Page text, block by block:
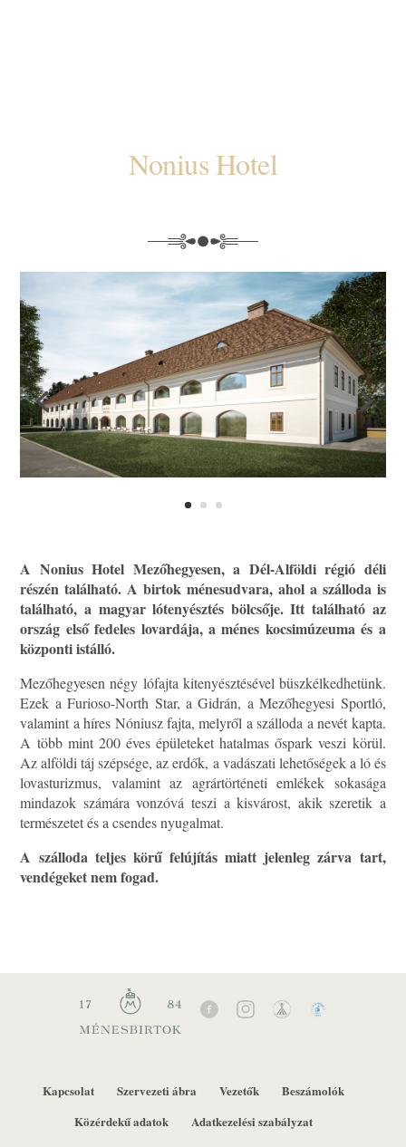
Nonius Hotel
A Nonius Hotel Mezőhegyesen, a Dél-Alföldi régió déli
részén található. A birtok ménesudvara, ahol a szálloda is
található, a magyar lótenyésztés bölcsője. Itt található az
ország első fedeles lovardája, a ménes kocsimúzeuma és a
központi istálló.
Mezőhegyesen négy lófajta kitenyésztésével büszkélkedhetünk.
Ezek a Furioso-North Star, a Gidrán, a Mezőhegyesi Sportló,
valamint a híres Nóniusz fajta, melyről a szálloda a nevét kapta.
A több mint 200 éves épületeket hatalmas őspark veszi körül.
Az alföldi táj szépsége, az erdők, a vadászati lehetőségek a ló és
lovasturizmus, valamint az agrártörténeti emlékek sokasága
mindazok számára vonzóvá teszi a kisvárost, akik szeretik a
természetet és a csendes nyugalmat.
A szálloda teljes körű felújítás miatt jelenleg zárva tart,
vendégeket nem fogad.
Kapcsolat Szervezeti ábra Vezetők
Beszámolók
Közérdekű adatok
Adatkezelési szabályzat